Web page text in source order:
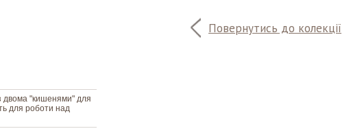
Повернутись до колекції
двома "кишенями" для
для роботи над